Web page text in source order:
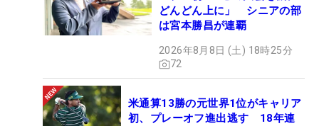
どんどん上に」 シニアの部
は宮本勝昌が連覇
2026年8月8日 (土) 18時25分
72
米通算13勝の元世界1位がキャリア
初、プレーオフ進出逃す 18年連